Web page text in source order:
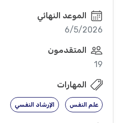
الموعد النهائي
6/5/2026
المتقدمون
19
المهارات
علم النفس الإرشاد النفسي